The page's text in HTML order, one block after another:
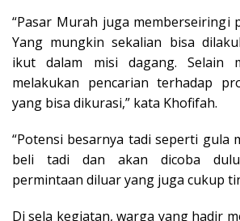
“Pasar Murah juga memberseiringi
Yang mungkin sekalian bisa
ikut dalam misi dagang. Selain
melakukan pencarian terhadap
yang bisa dikurasi,” kata Khofifah.
“Potensi besarnya tadi seperti gula
beli tadi dan akan dicoba
permintaan diluar yang juga cukup
Di sela kegiatan, warga yang hadir